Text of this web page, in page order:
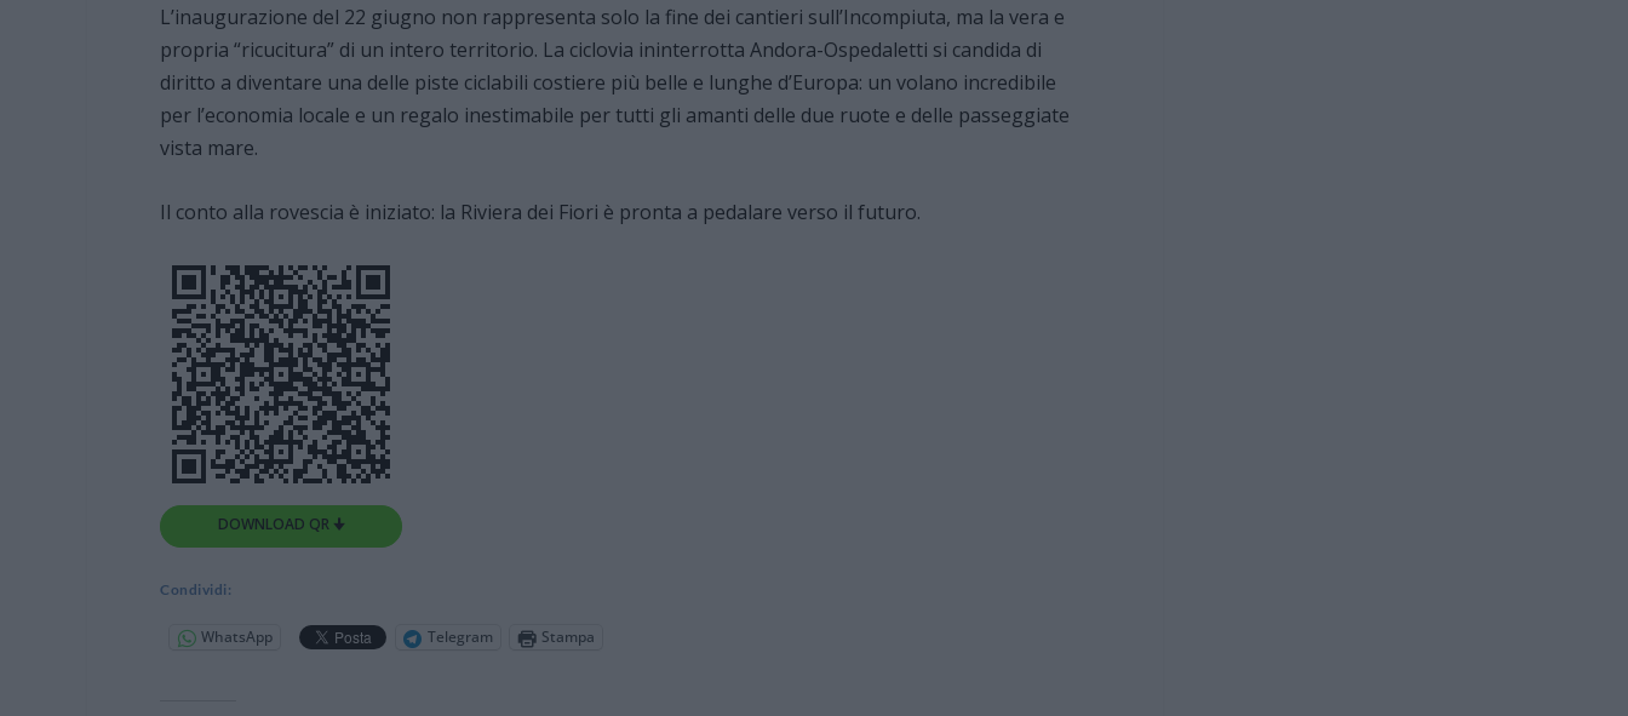
L’inaugurazione del 22 giugno non rappresenta solo la fine dei cantieri sull’Incompiuta, ma la vera e
propria “ricucitura” di un intero territorio. La ciclovia ininterrotta Andora-Ospedaletti si candida di
diritto a diventare una delle piste ciclabili costiere più belle e lunghe d’Europa: un volano incredibile
per l’economia locale e un regalo inestimabile per tutti gli amanti delle due ruote e delle passeggiate
vista mare.
Il conto alla rovescia è iniziato: la Riviera dei Fiori è pronta a pedalare verso il futuro.
DOWNLOAD QR 🠋
Condividi:
WhatsApp Telegram Stampa